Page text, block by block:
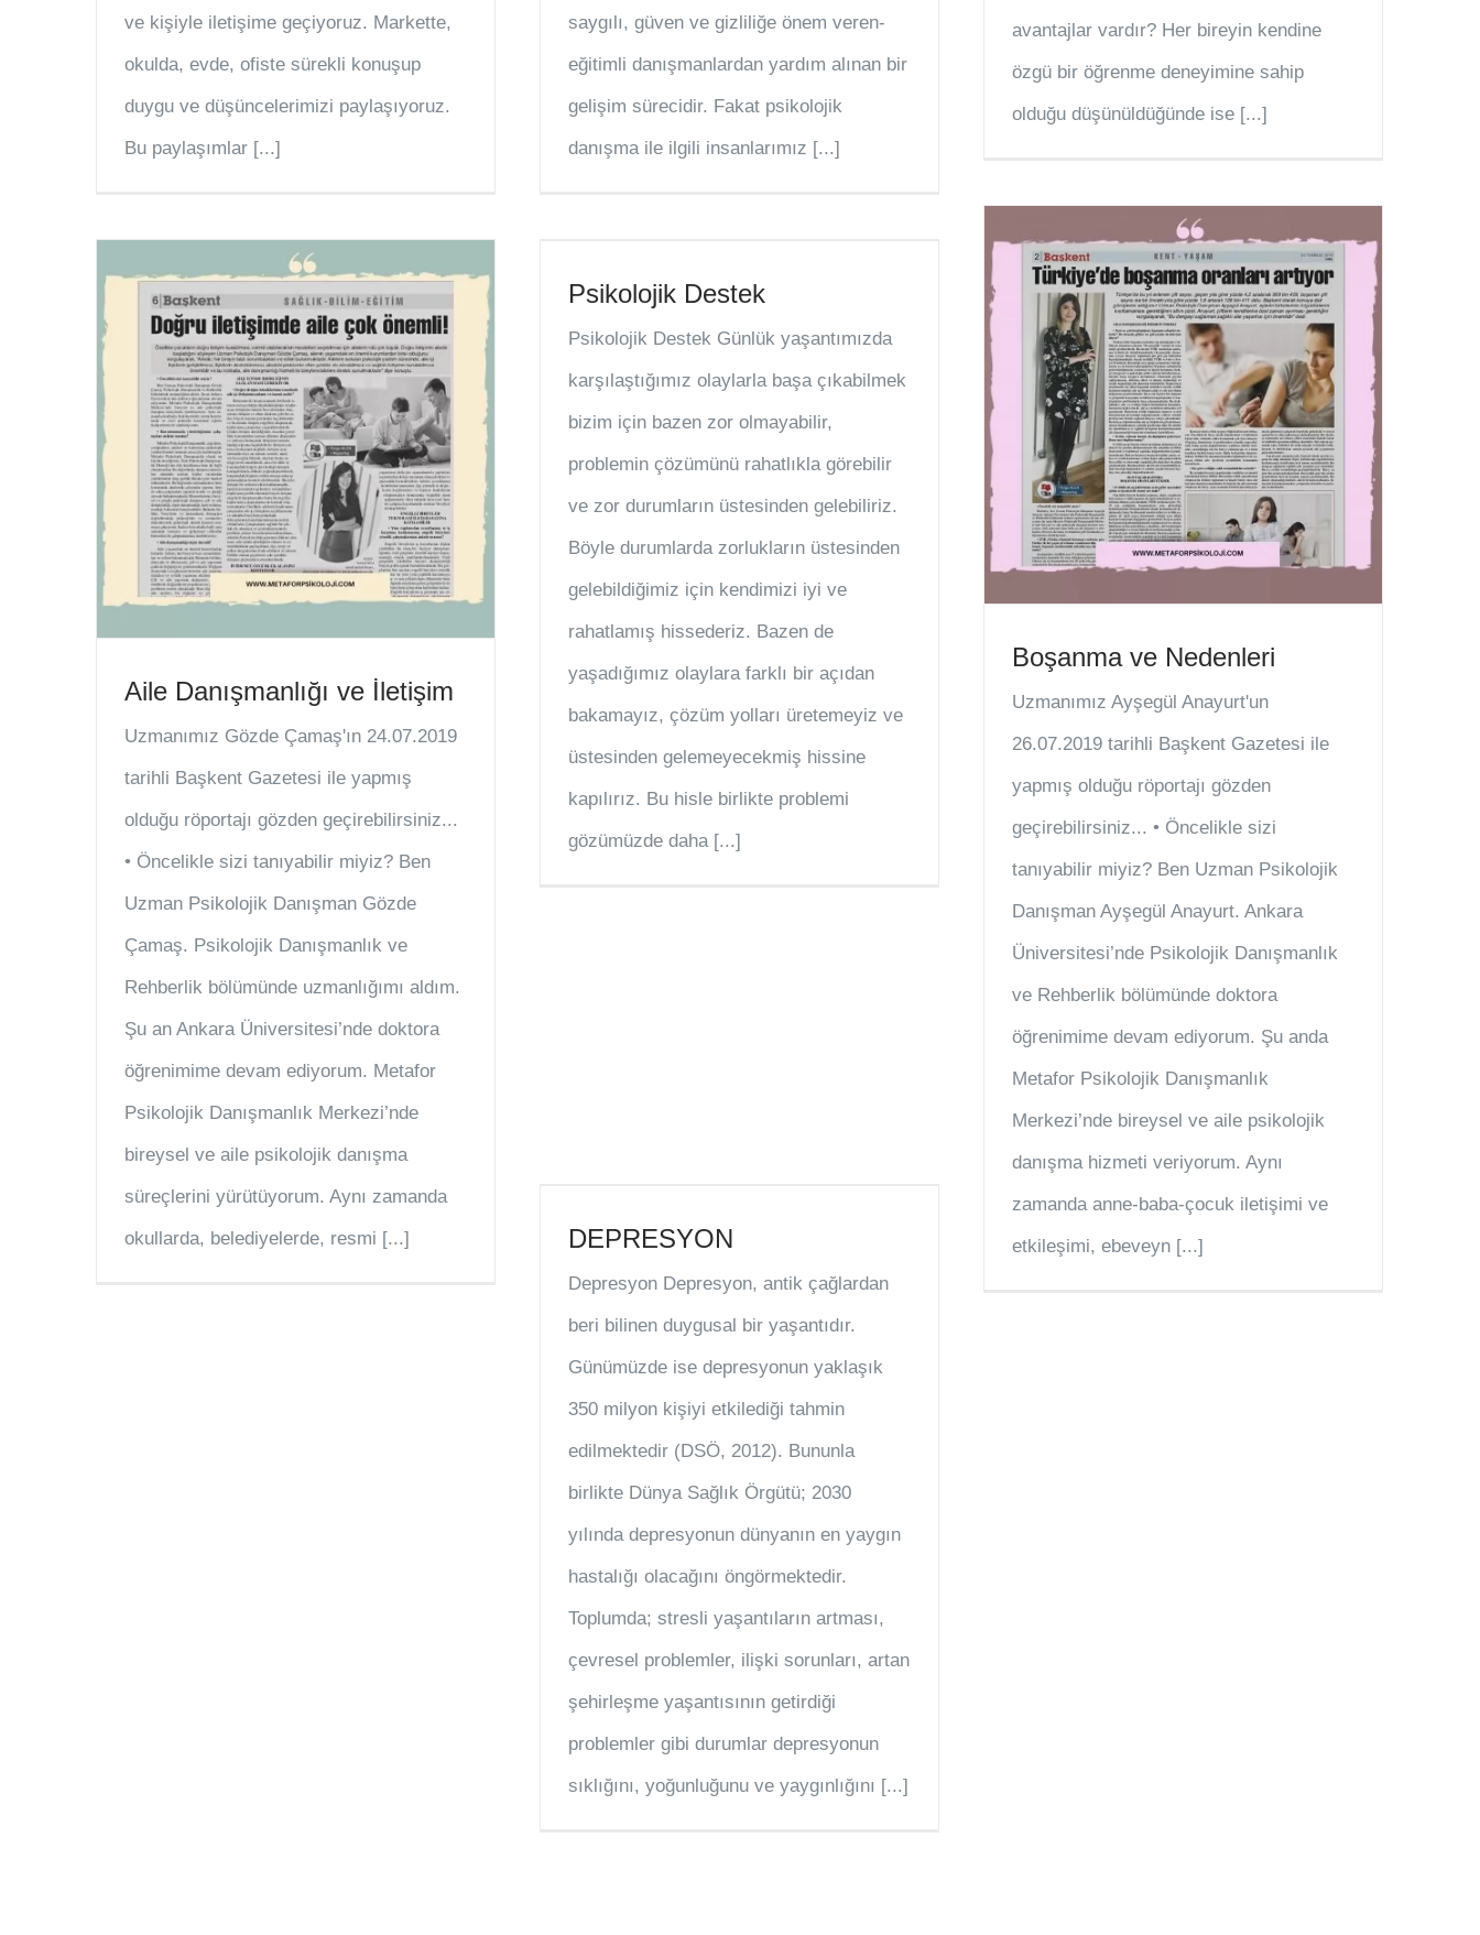
ve kişiyle iletişime geçiyoruz. Markette,
okulda, evde, ofiste sürekli konuşup
duygu ve düşüncelerimizi paylaşıyoruz.
Bu paylaşımlar [...]
saygılı, güven ve gizliliğe önem veren-
eğitimli danışmanlardan yardım alınan bir
gelişim sürecidir. Fakat psikolojik
danışma ile ilgili insanlarımız [...]
avantajlar vardır? Her bireyin kendine
özgü bir öğrenme deneyimine sahip
olduğu düşünüldüğünde ise [...]
Boşanma ve Nedenleri
Uzmanımız Ayşegül Anayurt'un
26.07.2019 tarihli Başkent Gazetesi ile
yapmış olduğu röportajı gözden
geçirebilirsiniz... • Öncelikle sizi
tanıyabilir miyiz? Ben Uzman Psikolojik
Danışman Ayşegül Anayurt. Ankara
Üniversitesi’nde Psikolojik Danışmanlık
ve Rehberlik bölümünde doktora
öğrenimime devam ediyorum. Şu anda
Metafor Psikolojik Danışmanlık
Merkezi’nde bireysel ve aile psikolojik
danışma hizmeti veriyorum. Aynı
zamanda anne-baba-çocuk iletişimi ve
etkileşimi, ebeveyn [...]
Aile Danışmanlığı ve İletişim
Uzmanımız Gözde Çamaş'ın 24.07.2019
tarihli Başkent Gazetesi ile yapmış
olduğu röportajı gözden geçirebilirsiniz...
• Öncelikle sizi tanıyabilir miyiz? Ben
Uzman Psikolojik Danışman Gözde
Çamaş. Psikolojik Danışmanlık ve
Rehberlik bölümünde uzmanlığımı aldım.
Şu an Ankara Üniversitesi’nde doktora
öğrenimime devam ediyorum. Metafor
Psikolojik Danışmanlık Merkezi’nde
bireysel ve aile psikolojik danışma
süreçlerini yürütüyorum. Aynı zamanda
okullarda, belediyelerde, resmi [...]
Psikolojik Destek
Psikolojik Destek Günlük yaşantımızda
karşılaştığımız olaylarla başa çıkabilmek
bizim için bazen zor olmayabilir,
problemin çözümünü rahatlıkla görebilir
ve zor durumların üstesinden gelebiliriz.
Böyle durumlarda zorlukların üstesinden
gelebildiğimiz için kendimizi iyi ve
rahatlamış hissederiz. Bazen de
yaşadığımız olaylara farklı bir açıdan
bakamayız, çözüm yolları üretemeyiz ve
üstesinden gelemeyecekmiş hissine
kapılırız. Bu hisle birlikte problemi
gözümüzde daha [...]
DEPRESYON
Depresyon Depresyon, antik çağlardan
beri bilinen duygusal bir yaşantıdır.
Günümüzde ise depresyonun yaklaşık
350 milyon kişiyi etkilediği tahmin
edilmektedir (DSÖ, 2012). Bununla
birlikte Dünya Sağlık Örgütü; 2030
yılında depresyonun dünyanın en yaygın
hastalığı olacağını öngörmektedir.
Toplumda; stresli yaşantıların artması,
çevresel problemler, ilişki sorunları, artan
şehirleşme yaşantısının getirdiği
problemler gibi durumlar depresyonun
sıklığını, yoğunluğunu ve yaygınlığını [...]